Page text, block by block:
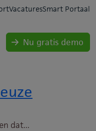
VacaturesSmart Portaal
Nu gratis demo
dat...